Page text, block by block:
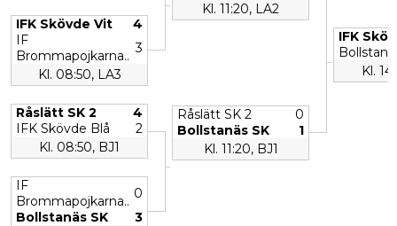
IFK Skövde Vit
4
IF
Brommapojkarna.. 3
Kl. 08:50, LA3
Råslätt SK 2
4
IFK Skövde Blå
2
Kl. 08:50, BJ1
IF
Brommapojkarna.. 0
Bollstanäs SK
3
Kl. 11:20, LA2
Råslätt SK 2
0
Bollstanäs SK
1
Kl. 11:20, BJ1
IFK
Kl.